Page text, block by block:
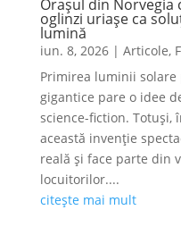
Orașul din Norvegia
oglinzi uriașe ca
lumină
iun. 8, 2026| Articole,
Primirea luminii
gigantice pare o idee
science-fiction. Totuși,
această invenție
reală și face parte din
locuitorilor....
citește mai mult